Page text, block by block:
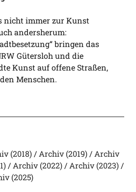
nicht immer zur Kunst
andersherum:
bringen das
Gütersloh und die
Kunst auf offene Straßen,
Menschen.
(2018) Archiv (2019)
Archiv
Archiv (2022)
Archiv (2023)
(2025)